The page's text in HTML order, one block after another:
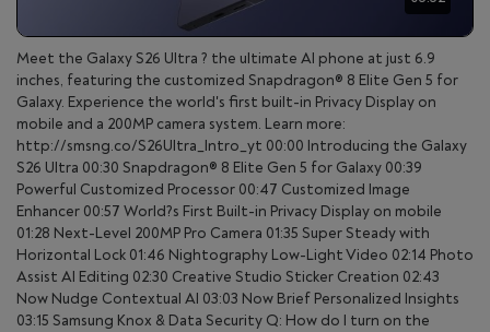
Vidéo Super Steady. Même en
déplacement
La fonction Horizontal Lock de Super Steady associe des
angles optiques étendus à des capteurs gyroscopiques et
d'accélération pour reconnaître la direction de la gravité
et maintenir vos prises de vue à niveau, même si vous
effectuez une rotation complète de 360°.
Meet the Galaxy S26 Ultra ? the ultimate AI phone at just 6.9
inches, featuring the customized Snapdragon® 8 Elite Gen 5 for
Galaxy. Experience the world's first built-in Privacy Display on
mobile and a 200MP camera system. Learn more:
http://smsng.co/S26Ultra_Intro_yt 00:00 Introducing the Galaxy
S26 Ultra 00:30 Snapdragon® 8 Elite Gen 5 for Galaxy 00:39
Powerful Customized Processor 00:47 Customized Image
Enhancer 00:57 World?s First Built-in Privacy Display on mobile
01:28 Next-Level 200MP Pro Camera 01:35 Super Steady with
Horizontal Lock 01:46 Nightography Low-Light Video 02:14 Photo
Assist AI Editing 02:30 Creative Studio Sticker Creation 02:43
Now Nudge Contextual AI 03:03 Now Brief Personalized Insights
03:15 Samsung Knox & Data Security Q: How do I turn on the